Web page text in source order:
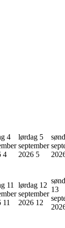
4
4
lørdag 5
september
2026 5
11
11
lørdag 12
september
2026 12
13